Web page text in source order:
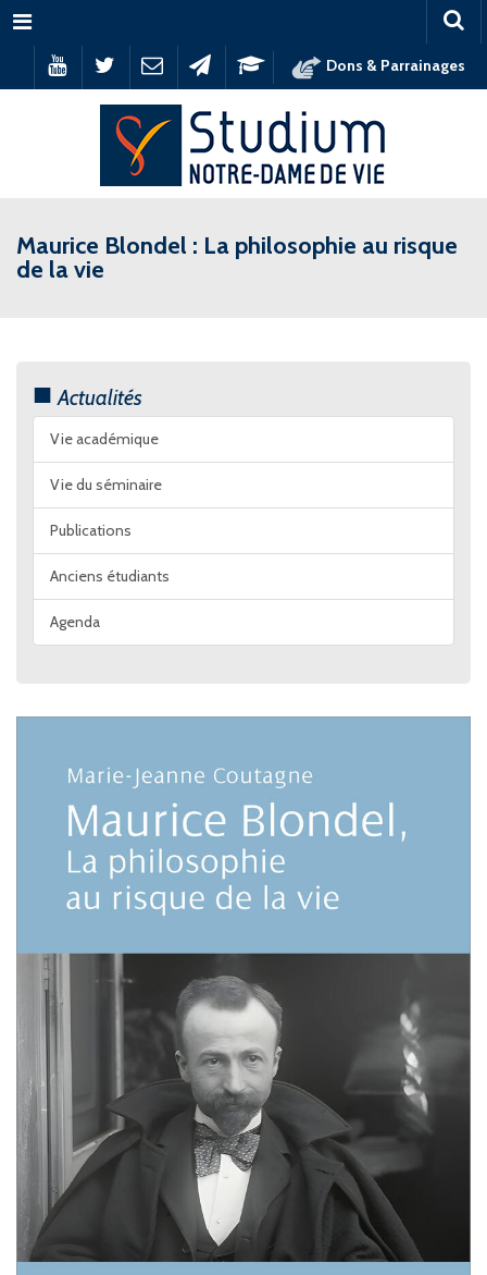
Menu
Dons & Parrainages
Maurice Blondel : La philosophie au risque
de la vie
Actualités
Vie académique
Vie du séminaire
Publications
Anciens étudiants
Agenda